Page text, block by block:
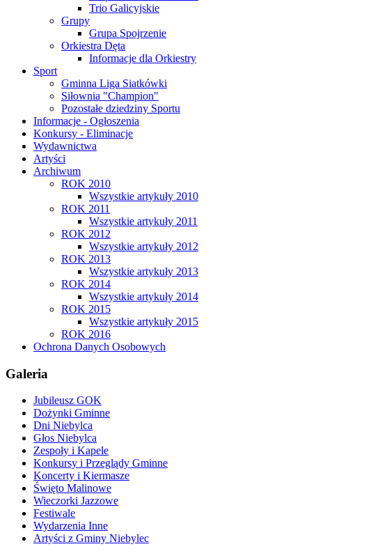
Trio Galicyjskie
Grupy
Grupa Spojrzenie
Orkiestra Dęta
Informacje dla Orkiestry
Sport
Gminna Liga Siatkówki
Siłownia "Champion"
Pozostałe dziedziny Sportu
Informacje - Ogłoszenia
Konkursy - Eliminacje
Wydawnictwa
Artyści
Archiwum
ROK 2010
Wszystkie artykuły 2010
ROK 2011
Wszystkie artykuły 2011
ROK 2012
Wszystkie artykuły 2012
ROK 2013
Wszystkie artykuły 2013
ROK 2014
Wszystkie artykuły 2014
ROK 2015
Wszystkie artykuły 2015
ROK 2016
Ochrona Danych Osobowych
Galeria
Jubileusz GOK
Dożynki Gminne
Dni Niebylca
Głos Niebylca
Zespoły i Kapele
Konkursy i Przeglądy Gminne
Koncerty i Kiermasze
Święto Malinowe
Wieczorki Jazzowe
Festiwale
Wydarzenia Inne
Artyści z Gminy Niebylec